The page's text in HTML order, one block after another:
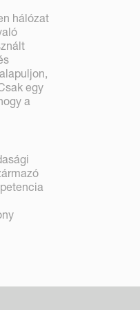
hálózat
egy
a